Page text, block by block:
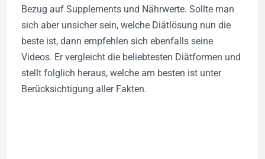
Bezug auf Supplements und Nährwerte. Sollte man
sich aber unsicher sein, welche Diätlösung nun die
beste ist, dann empfehlen sich ebenfalls seine
Videos. Er vergleicht die beliebtesten Diätformen und
stellt folglich heraus, welche am besten ist unter
Berücksichtigung aller Fakten.